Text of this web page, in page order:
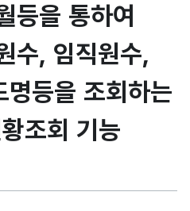
등을 통하여
수, 임직원수,
명등을 조회하는
조회 기능